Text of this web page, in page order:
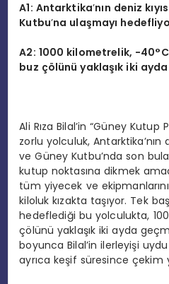
A1: Antarktika’nın deniz
Kutbu’na ulaşmayı
A2: 1000 kilometrelik, -40°
buz çölünü yaklaşık iki
Ali Rıza Bilal’in “Güney Kutup
zorlu yolculuk, Antarktika’nın
ve Güney Kutbu’nda son
kutup noktasına dikmek
tüm yiyecek ve
kiloluk kızakta taşıyor. Tek
hedeflediği bu yolculukta,
çölünü yaklaşık iki ayda
boyunca Bilal’in ilerleyişi
ayrıca keşif süresince